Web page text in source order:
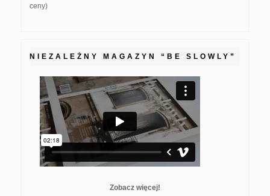
ceny)
NIEZALEŻNY MAGAZYN “BE SLOWLY”
Zobacz więcej!